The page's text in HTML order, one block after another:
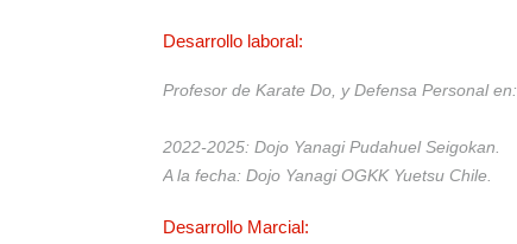
Desarrollo laboral:
Profesor de Karate Do, y Defensa Personal en:
2022-2025: Dojo Yanagi Pudahuel Seigokan.
A la fecha: Dojo Yanagi OGKK Yuetsu Chile.
Desarrollo Marcial: